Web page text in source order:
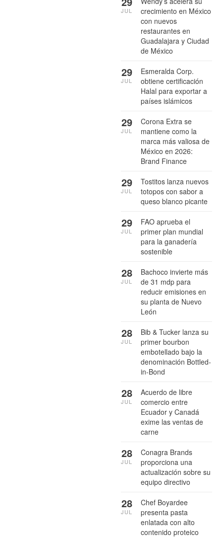
crecimiento en México
con nuevos
restaurantes en
Guadalajara y Ciudad
de México
JUL
Esmeralda Corp.
obtiene certificación
Halal para exportar a
países islámicos
29
JUL
Corona Extra se
mantiene como la
marca más valiosa de
México en 2026:
Brand Finance
29
JUL
Tostitos lanza nuevos
totopos con sabor a
queso blanco picante
29
JUL
FAO aprueba el
primer plan mundial
para la ganadería
sostenible
29
JUL
Bachoco invierte más
de 31 mdp para
reducir emisiones en
su planta de Nuevo
León
28
JUL
Bib & Tucker lanza su
primer bourbon
embotellado bajo la
denominación Bottled-
in-Bond
28
JUL
Acuerdo de libre
comercio entre
Ecuador y Canadá
exime las ventas de
carne
28
JUL
Conagra Brands
proporciona una
actualización sobre su
equipo directivo
28
JUL
Chef Boyardee
presenta pasta
enlatada con alto
contenido proteico
28
JUL